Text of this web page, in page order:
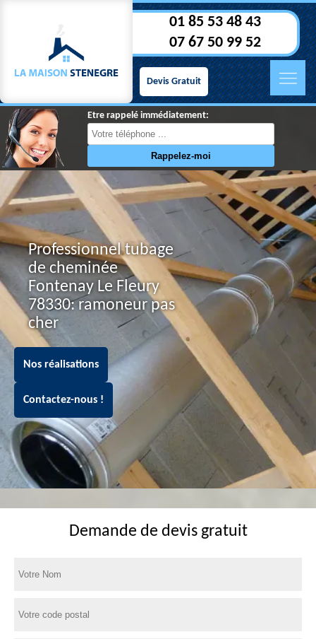
01 85 53 48 43
07 67 50 99 52
Devis Gratuit
Etre rappelé immédiatement:
Professionnel tubage
de cheminée
Fontenay Le Fleury
78330: ramoneur pas
cher
Nos réalisations
Contactez-nous !
Demande de devis gratuit